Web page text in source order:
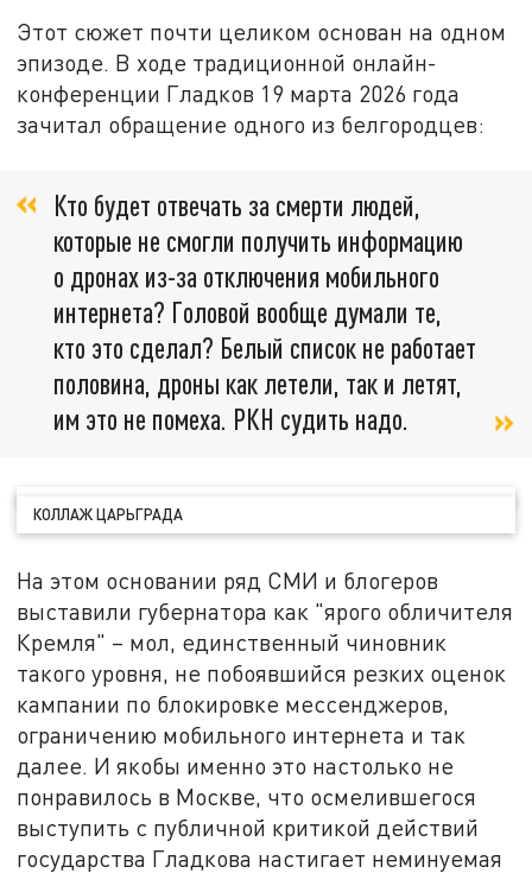
Этот сюжет почти целиком основан на одном
эпизоде. В ходе традиционной онлайн-
конференции Гладков 19 марта 2026 года
зачитал обращение одного из белгородцев:
Кто будет отвечать за смерти людей,
которые не смогли получить информацию
о дронах из-за отключения мобильного
интернета? Головой вообще думали те,
кто это сделал? Белый список не работает
половина, дроны как летели, так и летят,
им это не помеха. РКН судить надо.
КОЛЛАЖ ЦАРЬГРАДА
На этом основании ряд СМИ и блогеров
выставили губернатора как "ярого обличителя
Кремля" – мол, единственный чиновник
такого уровня, не побоявшийся резких оценок
кампании по блокировке мессенджеров,
ограничению мобильного интернета и так
далее. И якобы именно это настолько не
понравилось в Москве, что осмелившегося
выступить с публичной критикой действий
государства Гладкова настигает неминуемая